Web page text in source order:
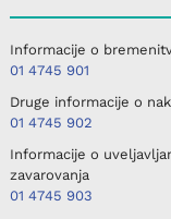
Informacije o
01 4745 901
Druge informacije o
01 4745 902
Informacije o
zavarovanja
01 4745 903